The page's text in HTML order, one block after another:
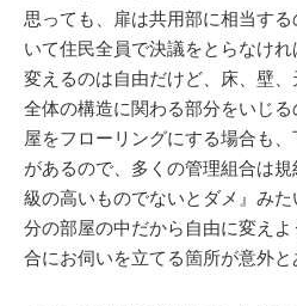
思っても、扉は共用部に相当す
いて住民全員で決議をとらなけ
変えるのは自由だけど、床、壁
全体の構造に関わる部分をいじ
屋をフローリングにする場合も
があるので、多くの管理組合は
級の高いものでないとダメ』み
分の部屋の中だから自由に変え
合にお伺いを立てる箇所が意外と